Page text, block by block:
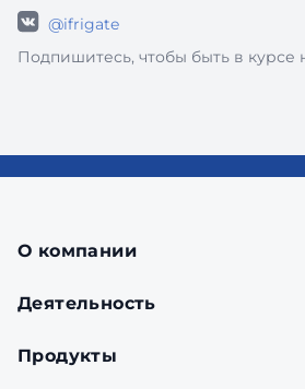
@ifrigate
Подпишитесь, чтобы быть в курсе
О компании
Деятельность
Продукты